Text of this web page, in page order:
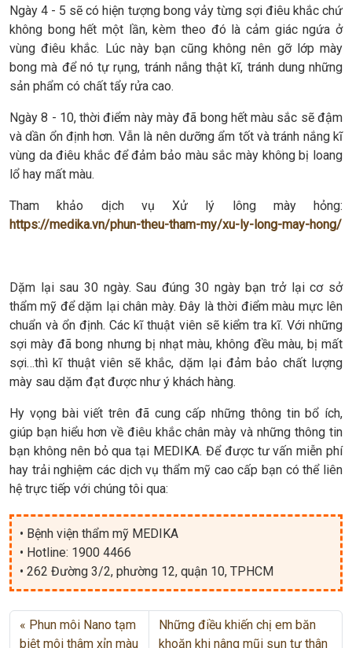
Ngày 4 - 5 sẽ có hiện tượng bong vảy từng sợi điêu khắc chứ
không bong hết một lần, kèm theo đó là cảm giác ngứa ở
vùng điêu khắc. Lúc này bạn cũng không nên gỡ lớp mày
bong mà để nó tự rụng, tránh nắng thật kĩ, tránh dung những
sản phẩm có chất tẩy rửa cao.
Ngày 8 - 10, thời điểm này mày đã bong hết màu sắc sẽ đậm
và dần ổn định hơn. Vẫn là nên dưỡng ẩm tốt và tránh nắng kĩ
vùng da điêu khắc để đảm bảo màu sắc mày không bị loang
lổ hay mất màu.
Tham khảo dịch vụ Xử lý lông mày hỏng:
https://medika.vn/phun-theu-tham-my/xu-ly-long-may-hong/
Dặm lại sau 30 ngày. Sau đúng 30 ngày bạn trở lại cơ sở
thẩm mỹ để dặm lại chân mày. Đây là thời điểm màu mực lên
chuẩn và ổn định. Các kĩ thuật viên sẽ kiểm tra kĩ. Với những
sợi mày đã bong nhưng bị nhạt màu, không đều màu, bị mất
sợi…thì kĩ thuật viên sẽ khắc, dặm lại đảm bảo chất lượng
mày sau dặm đạt được như ý khách hàng.
Hy vọng bài viết trên đã cung cấp những thông tin bổ ích,
giúp bạn hiểu hơn về điêu khắc chân mày và những thông tin
bạn không nên bỏ qua tại MEDIKA. Để được tư vấn miễn phí
hay trải nghiệm các dịch vụ thẩm mỹ cao cấp bạn có thể liên
hệ trực tiếp với chúng tôi qua:
• Bệnh viện thẩm mỹ MEDIKA
• Hotline: 1900 4466
• 262 Đường 3/2, phường 12, quận 10, TPHCM
Phun môi Nano tạm
biệt môi thâm xỉn màu
Những điều khiến chị em băn
khoăn khi nâng mũi sụn tự thân